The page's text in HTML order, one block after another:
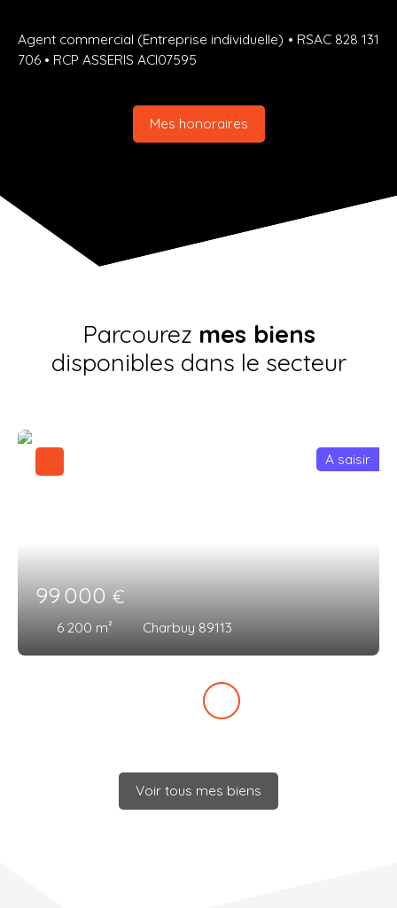
Agent commercial (Entreprise individuelle) • RSAC 828 131
706 • RCP ASSERIS ACI07595
Mes honoraires
Parcourez mes biens
disponibles dans le secteur
99 000€
6 200 m² Charbuy 89113
A saisir
Voir tous mes biens